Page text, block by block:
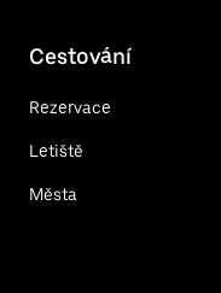
Cestování
Rezervace
Letiště
Města